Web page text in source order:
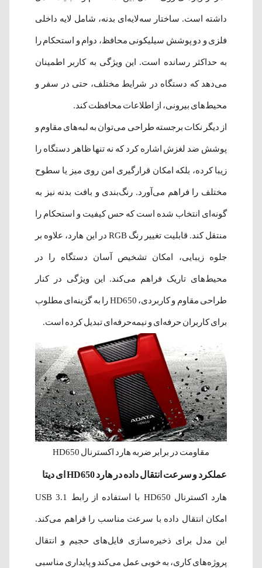
داشته است. ساختار سه‌لایه‌ای بدنه، شامل لایه داخلی
فلزی و دو پوشش سیلیکونی محافظ، دوام و استحکام را
به حداکثر رسانده است. این ویژگی به کاربر اطمینان
می‌دهد که دستگاه در شرایط مختلف، حتی در سفر و
محیط‌های بیرونی، از اطلاعات محافظت کند.
از دیگر نکات برجسته طراحی می‌توان به لبه‌های مقاوم و
پوشش ضد لغزش اشاره کرد که نه تنها ظاهر دستگاه را
زیبا کرده، بلکه امکان قرارگیری امن روی میز یا سطوح
مختلف را فراهم می‌آورد. رنگ‌بندی و بافت بدنه نیز به
گونه‌ای انتخاب شده است که حس کیفیت و استحکام را
منتقل کند. قابلیت تغییر رنگ RGB در این هارد، علاوه بر
جلوه زیبایی، امکان تشخیص آسان دستگاه را در
محیط‌های تاریک فراهم می‌کند. این ویژگی در کنار
طراحی مقاوم و کاربردی، HD650 را به گزینه‌ای مطلوب
برای کاربران حرفه‌ای و نیمه‌حرفه‌ای تبدیل کرده است.
مقاومت در برابر ضربه هارد اکسترنال HD650
عملکرد و سرعت انتقال داده در هارد HD650 ای دیتا
هارد اکسترنال HD650 با استفاده از رابط USB 3.1
امکان انتقال داده با سرعت مناسب را فراهم می‌کند.
این مدل برای ذخیره‌سازی فایل‌های حجیم و انتقال
پروژه‌های کاری، به خوبی عمل می‌کند و پایداری مناسبی